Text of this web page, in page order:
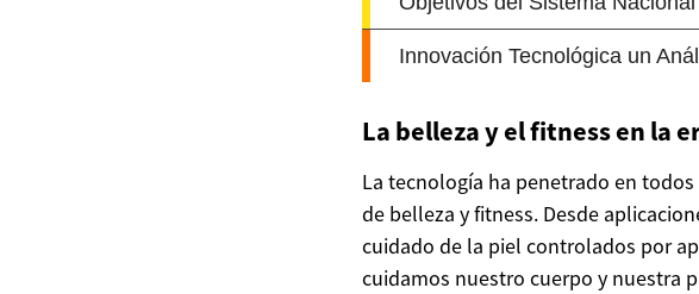
La belleza y el fitness en la
La tecnología ha penetrado en
de belleza y fitness. Desde
cuidado de la piel controlados por
cuidamos nuestro cuerpo y nuestra